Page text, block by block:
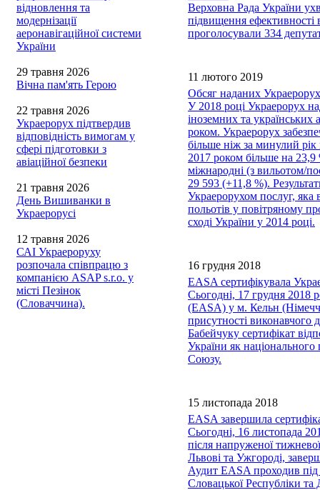
відновлення та
модернізації
аеронавігаційної системи
України
29 травня 2026
Вічна пам'ять Герою
22 травня 2026
Украерорух підтвердив
відповідність вимогам у
сфері підготовки з
авіаційної безпеки
21 травня 2026
День Вишиванки в
Украерорусі
12 травня 2026
САІ Украероруху
розпочала співпрацю з
компанією ASAP s.r.o. у
місті Пезінок
(Словаччина).
Верховна Рада України
підвищення ефективності
проголосували 334
11 лютого 2019
Обсяг наданих
У 2018 році Украерорух
іноземних та
роком. Украерорух
більше ніж за минулий рік
2017 роком більше на 23,9
міжнародні (з вильотом/
29 593 (+11,8 %).
Украерорухом послуг, яка
польотів у повітряному
сході України у 2014 році.
16 грудня 2018
EASA сертифікувала
Сьогодні, 17 грудня 2018
(EASA) у м. Кельн
присутності виконавчого
Бабейчуку сертифікат
України як
Союзу.
15 листопада 2018
EASA завершила
Сьогодні, 16 листопада
після напруженої
Львові та Ужгороді,
Аудит EASA проходив під
Словацької Республіки та